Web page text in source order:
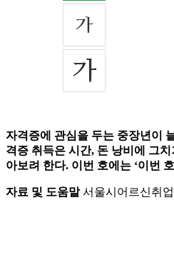
자격증에 관심을 두는 중장년이
격증 취득은 시간, 돈 낭비에 그
아보려 한다. 이번 호에는 ‘이번
자료 및 도움말서울시어르신취